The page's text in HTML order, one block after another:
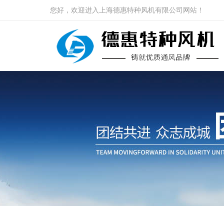
您好，欢迎进入上海德惠特种风机有限公司网站！